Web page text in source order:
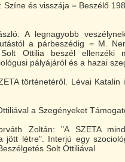
Színe és visszája = Beszélő
A legnagyobb
a párbeszédig = M.
Ottilia beszél ellenzéki
pályájáról és a hazai
történetéről. Lévai Katalin
a Szegényeket
Zoltán: "A SZETA
jött létre". Interjú egy
Solt Ottiliával